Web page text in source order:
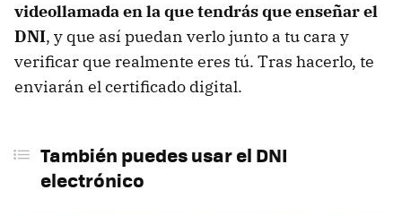
videollamada en la que tendrás que enseñar el
DNI, y que así puedan verlo junto a tu cara y
verificar que realmente eres tú. Tras hacerlo, te
enviarán el certificado digital.
También puedes usar el DNI
electrónico